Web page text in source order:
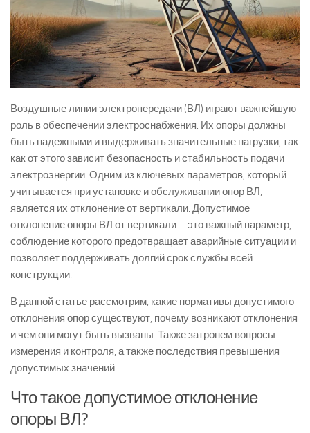
Воздушные линии электропередачи (ВЛ) играют важнейшую
роль в обеспечении электроснабжения. Их опоры должны
быть надежными и выдерживать значительные нагрузки, так
как от этого зависит безопасность и стабильность подачи
электроэнергии. Одним из ключевых параметров, который
учитывается при установке и обслуживании опор ВЛ,
является их отклонение от вертикали. Допустимое
отклонение опоры ВЛ от вертикали – это важный параметр,
соблюдение которого предотвращает аварийные ситуации и
позволяет поддерживать долгий срок службы всей
конструкции.
В данной статье рассмотрим, какие нормативы допустимого
отклонения опор существуют, почему возникают отклонения
и чем они могут быть вызваны. Также затронем вопросы
измерения и контроля, а также последствия превышения
допустимых значений.
Что такое допустимое отклонение
опоры ВЛ?